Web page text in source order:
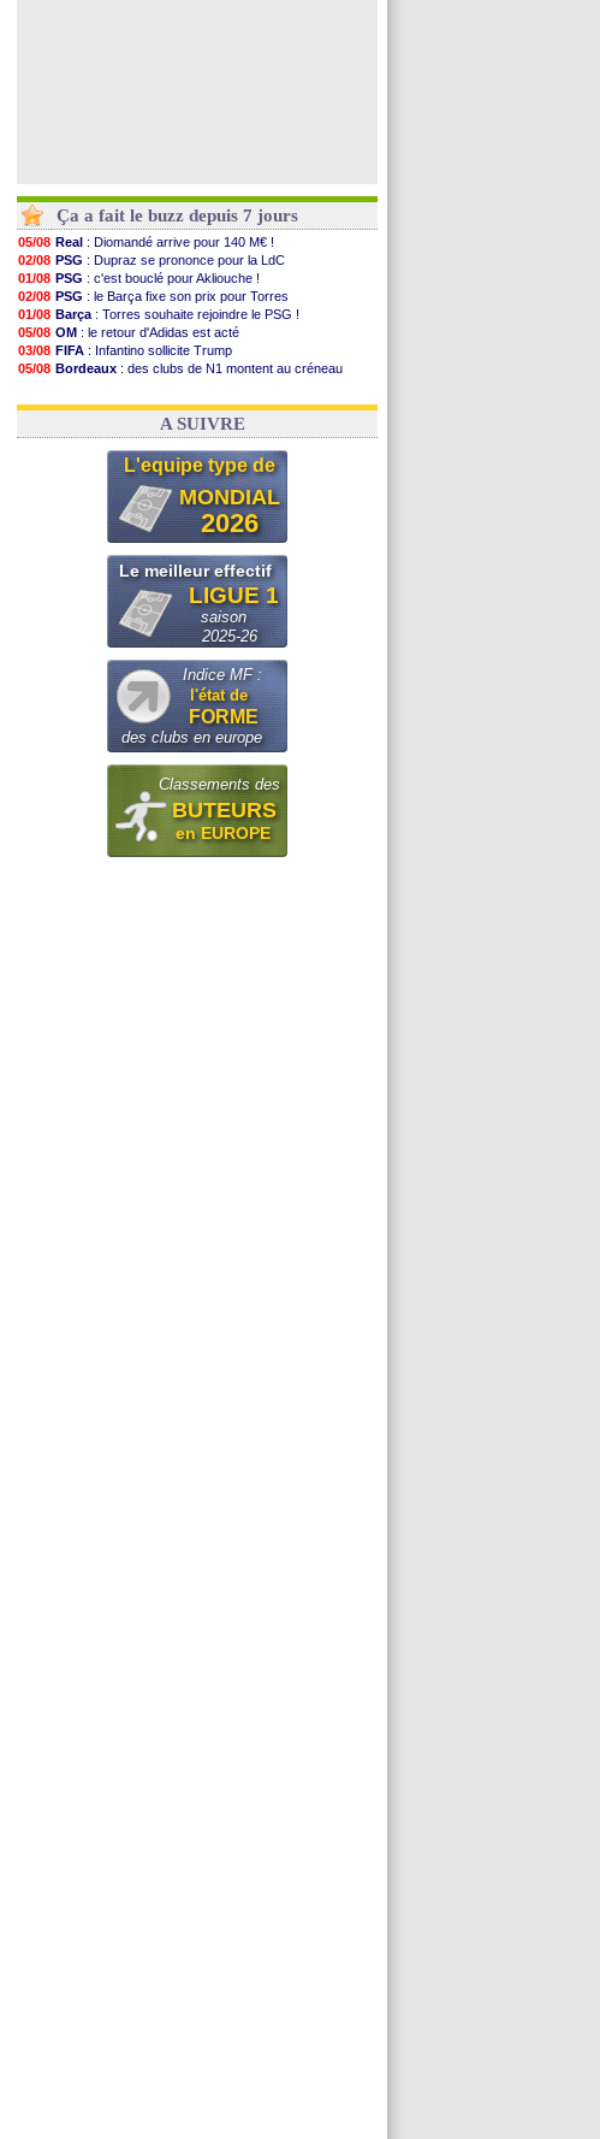
Ça a fait le buzz depuis 7 jours
05/08 Real : Diomandé arrive pour 140 M€ !
02/08 PSG : Dupraz se prononce pour la LdC
01/08 PSG : c'est bouclé pour Akliouche !
02/08 PSG : le Barça fixe son prix pour Torres
01/08 Barça : Torres souhaite rejoindre le PSG !
05/08 OM : le retour d'Adidas est acté
03/08 FIFA : Infantino sollicite Trump
05/08 Bordeaux : des clubs de N1 montent au créneau
03/08 Real: le démenti de Leipzig pour Diomandé
A SUIVRE
L'equipe type de
MONDIAL
2026
Le meilleur effectif
LIGUE 1
saison
2025-26
Indice MF :
l'état de
FORME
des clubs en europe
Classements des
BUTEURS
en EUROPE